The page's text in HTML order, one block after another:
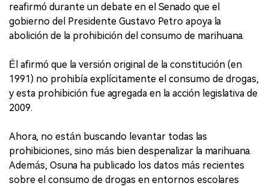
reafirmó durante un debate en el Senado que el
gobierno del Presidente Gustavo Petro apoya la
abolición de la prohibición del consumo de marihuana.
Él afirmó que la versión original de la constitución (en
1991) no prohibía explícitamente el consumo de drogas,
y esta prohibición fue agregada en la acción legislativa de
2009.
Ahora, no están buscando levantar todas las
prohibiciones, sino más bien despenalizar la marihuana.
Además, Osuna ha publicado los datos más recientes
sobre el consumo de drogas en entornos escolares